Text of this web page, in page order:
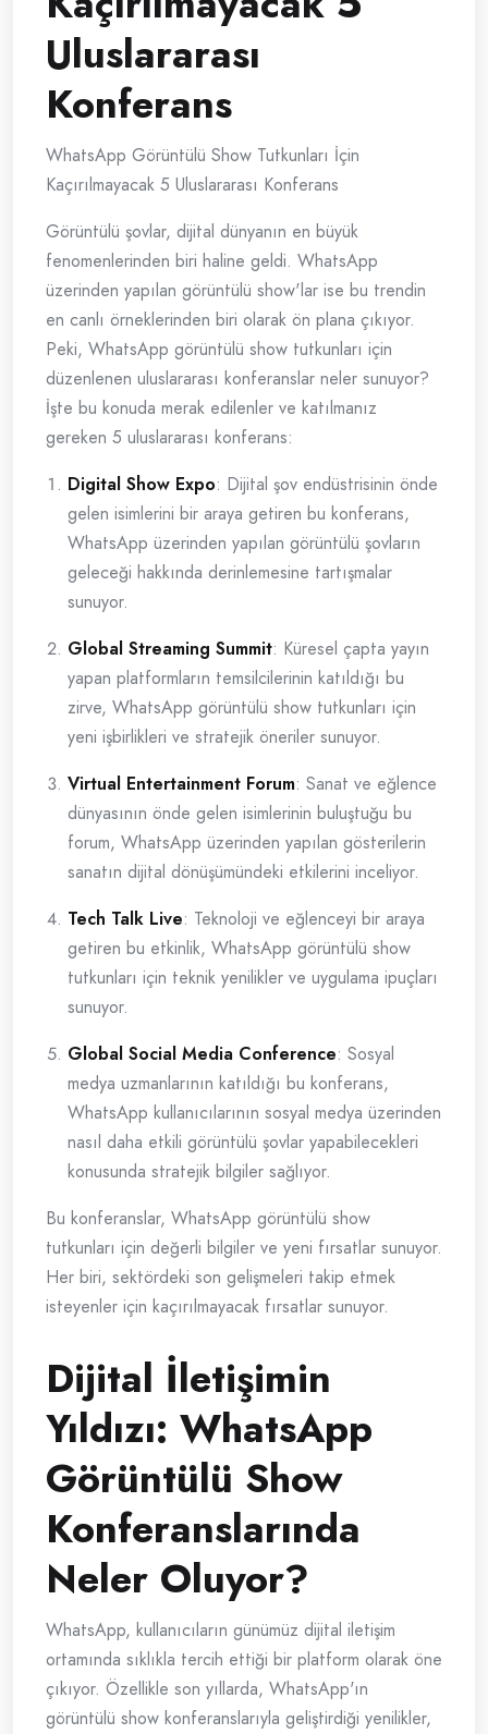
Uluslararası
Konferans
WhatsApp Görüntülü Show Tutkunları İçin
Kaçırılmayacak 5 Uluslararası Konferans
Görüntülü şovlar, dijital dünyanın en büyük
fenomenlerinden biri haline geldi. WhatsApp
üzerinden yapılan görüntülü show'lar ise bu trendin
en canlı örneklerinden biri olarak ön plana çıkıyor.
Peki, WhatsApp görüntülü show tutkunları için
düzenlenen uluslararası konferanslar neler sunuyor?
İşte bu konuda merak edilenler ve katılmanız
gereken 5 uluslararası konferans:
Digital Show Expo: Dijital şov endüstrisinin önde
gelen isimlerini bir araya getiren bu konferans,
WhatsApp üzerinden yapılan görüntülü şovların
geleceği hakkında derinlemesine tartışmalar
sunuyor.
Global Streaming Summit: Küresel çapta yayın
yapan platformların temsilcilerinin katıldığı bu
zirve, WhatsApp görüntülü show tutkunları için
yeni işbirlikleri ve stratejik öneriler sunuyor.
Virtual Entertainment Forum: Sanat ve eğlence
dünyasının önde gelen isimlerinin buluştuğu bu
forum, WhatsApp üzerinden yapılan gösterilerin
sanatın dijital dönüşümündeki etkilerini inceliyor.
Tech Talk Live: Teknoloji ve eğlenceyi bir araya
getiren bu etkinlik, WhatsApp görüntülü show
tutkunları için teknik yenilikler ve uygulama ipuçları
sunuyor.
Global Social Media Conference: Sosyal
medya uzmanlarının katıldığı bu konferans,
WhatsApp kullanıcılarının sosyal medya üzerinden
nasıl daha etkili görüntülü şovlar yapabilecekleri
konusunda stratejik bilgiler sağlıyor.
Bu konferanslar, WhatsApp görüntülü show
tutkunları için değerli bilgiler ve yeni fırsatlar sunuyor.
Her biri, sektördeki son gelişmeleri takip etmek
isteyenler için kaçırılmayacak fırsatlar sunuyor.
Dijital İletişimin
Yıldızı: WhatsApp
Görüntülü Show
Konferanslarında
Neler Oluyor?
WhatsApp, kullanıcıların günümüz dijital iletişim
ortamında sıklıkla tercih ettiği bir platform olarak öne
çıkıyor. Özellikle son yıllarda, WhatsApp'ın
görüntülü show konferanslarıyla geliştirdiği yenilikler,